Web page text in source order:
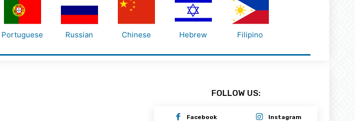
Portuguese Russian Chinese Hebrew Filipino
FOLLOW US:
Facebook Instagram